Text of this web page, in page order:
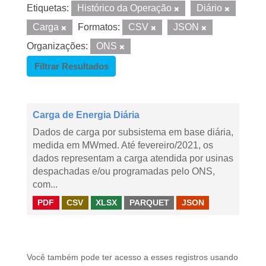
Etiquetas: Histórico da Operação
Diário
Carga
Formatos: CSV
JSON
Organizações:
ONS
Filtrar Resultados
Carga de Energia Diária
Dados de carga por subsistema em base diária,
medida em MWmed. Até fevereiro/2021, os
dados representam a carga atendida por usinas
despachadas e/ou programadas pelo ONS,
com...
PDF CSV XLSX PARQUET JSON
Você também pode ter acesso a esses registros usando